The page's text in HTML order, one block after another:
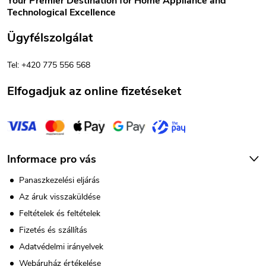
á
s
e
l
e
m
e
i
é
c
Technological Excellence
Ügyfélszolgálat
Tel: +420 775 556 568
Elfogadjuk az online fizetéseket
Informace pro vás
Panaszkezelési eljárás
Az áruk visszaküldése
Feltételek és feltételek
Fizetés és szállítás
Adatvédelmi irányelvek
Webáruház értékelése